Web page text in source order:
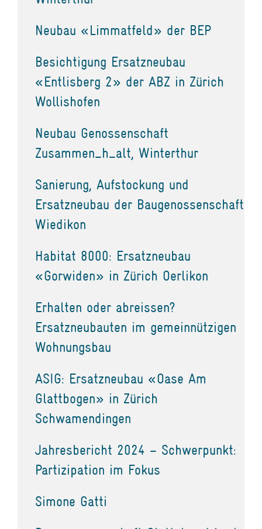
Neubau «Limmatfeld» der BEP
Besichtigung Ersatzneubau
«Entlisberg 2» der ABZ in Zürich
Wollishofen
Neubau Genossenschaft
Zusammen_h_alt, Winterthur
Sanierung, Aufstockung und
Ersatzneubau der Baugenossenschaft
Wiedikon
Habitat 8000: Ersatzneubau
«Gorwiden» in Zürich Oerlikon
Erhalten oder abreissen?
Ersatzneubauten im gemeinnützigen
Wohnungsbau
ASIG: Ersatzneubau «Oase Am
Glattbogen» in Zürich
Schwamendingen
Jahresbericht 2024 – Schwerpunkt:
Partizipation im Fokus
Simone Gatti